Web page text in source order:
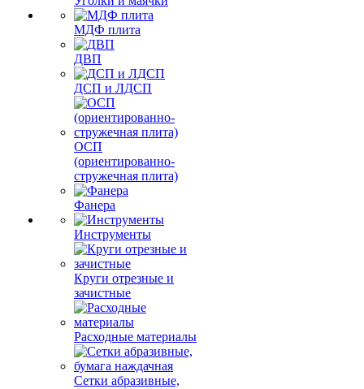
МДФ плита
ДВП
ДСП и ЛДСП
ОСП
(ориентированно-
стружечная плита)
Фанера
Инструменты
Круги отрезные и
зачистные
Расходные материалы
Сетки абразивные,